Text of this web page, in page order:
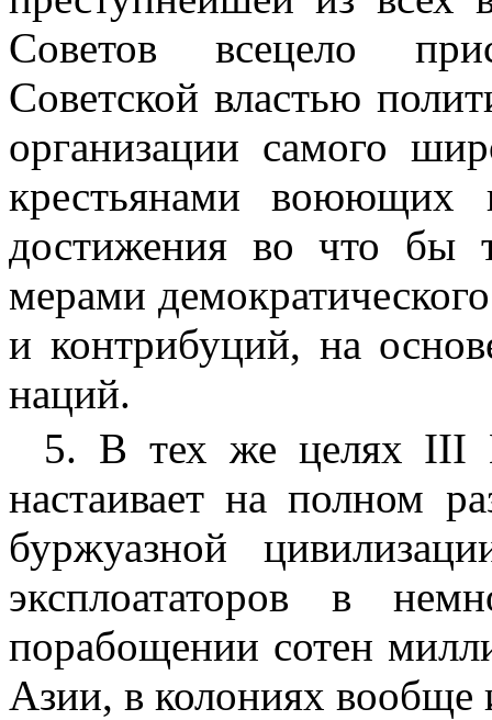
Советов всецело
Советской властью
организации самого
крестьянами
достижения во что бы
мерами
и контрибуций, на
наций.
5. В тех же целях III
настаивает на полном
буржуазной
эксплоататоров в
порабощении сотен
Азии, в колониях вообще